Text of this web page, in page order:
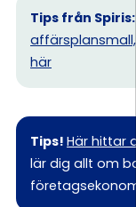
Tips från Spiris:
här
Tips! Här hittar
lär dig allt om